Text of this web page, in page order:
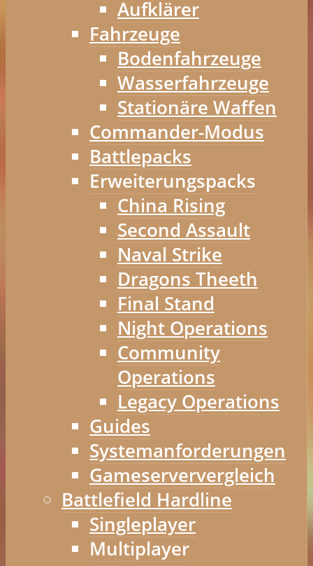
Aufklärer
Fahrzeuge
Bodenfahrzeuge
Wasserfahrzeuge
Stationäre Waffen
Commander-Modus
Battlepacks
Erweiterungspacks
China Rising
Second Assault
Naval Strike
Dragons Theeth
Final Stand
Night Operations
Community
Operations
Legacy Operations
Guides
Systemanforderungen
Gameserververgleich
Battlefield Hardline
Singleplayer
Multiplayer